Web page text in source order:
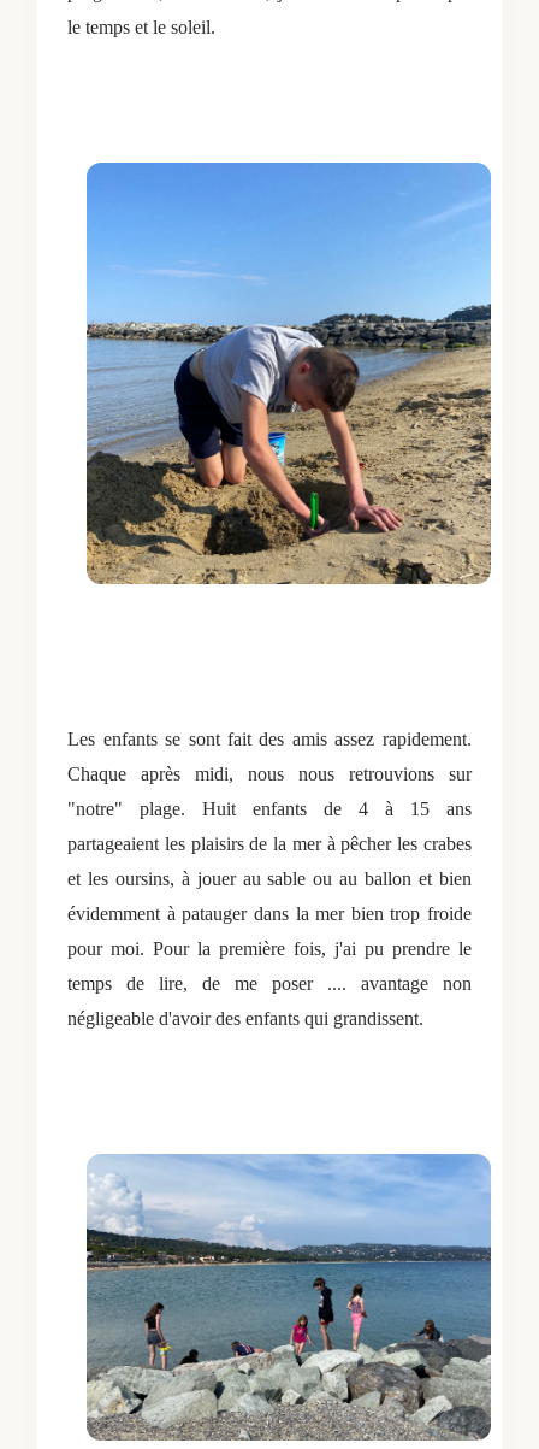
le temps et le soleil.
Les enfants se sont fait des amis assez rapidement.
Chaque après midi, nous nous retrouvions sur
"notre" plage. Huit enfants de 4 à 15 ans
partageaient les plaisirs de la mer à pêcher les crabes
et les oursins, à jouer au sable ou au ballon et bien
évidemment à patauger dans la mer bien trop froide
pour moi.Pour la première fois, j'ai pu prendre le
temps de lire, de me poser .... avantage non
négligeable d'avoir des enfants qui grandissent.